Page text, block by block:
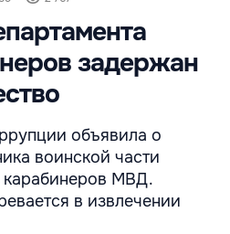
задержан
объявила о
воинской части
карабинеров МВД.
в извлечении